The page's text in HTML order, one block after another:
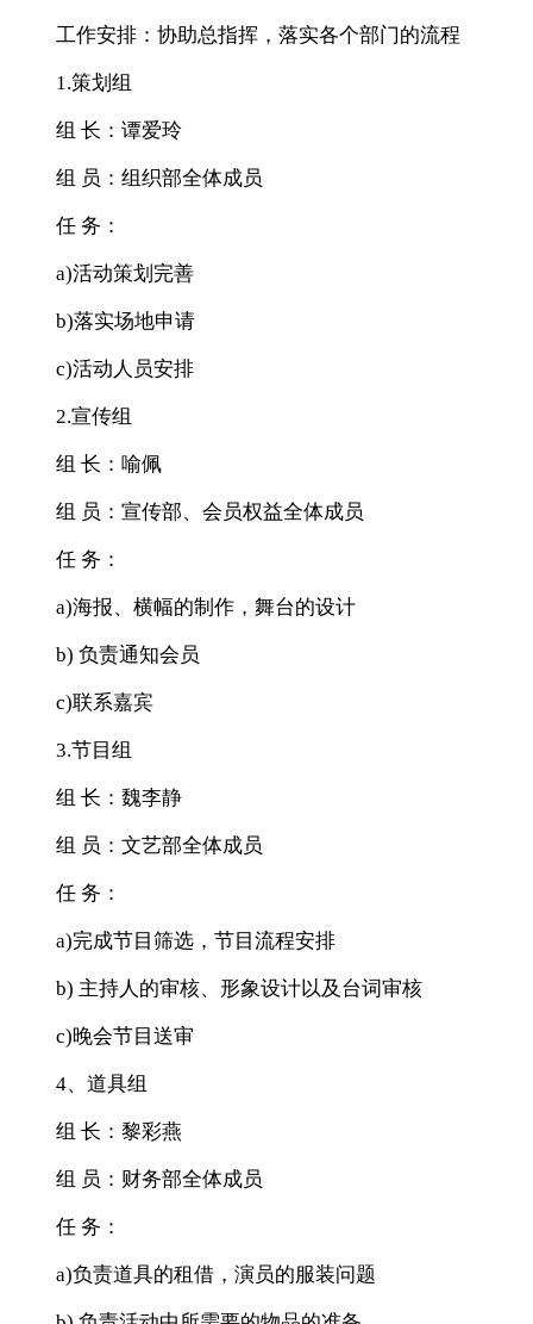
工作安排：协助总指挥，落实各个部门的流程
1.策划组
组 长：谭爱玲
组 员：组织部全体成员
任 务：
a)活动策划完善
b)落实场地申请
c)活动人员安排
2.宣传组
组 长：喻佩
组 员：宣传部、会员权益全体成员
任 务：
a)海报、横幅的制作，舞台的设计
b) 负责通知会员
c)联系嘉宾
3.节目组
组 长：魏李静
组 员：文艺部全体成员
任 务：
a)完成节目筛选，节目流程安排
b) 主持人的审核、形象设计以及台词审核
c)晚会节目送审
4、道具组
组 长：黎彩燕
组 员：财务部全体成员
任 务：
a)负责道具的租借，演员的服装问题